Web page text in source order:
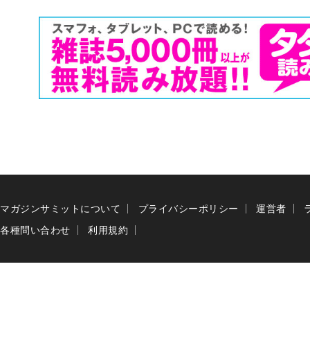
マガジンサミットについて プライバシーポリシー 運営者
各種問い合わせ
利用規約